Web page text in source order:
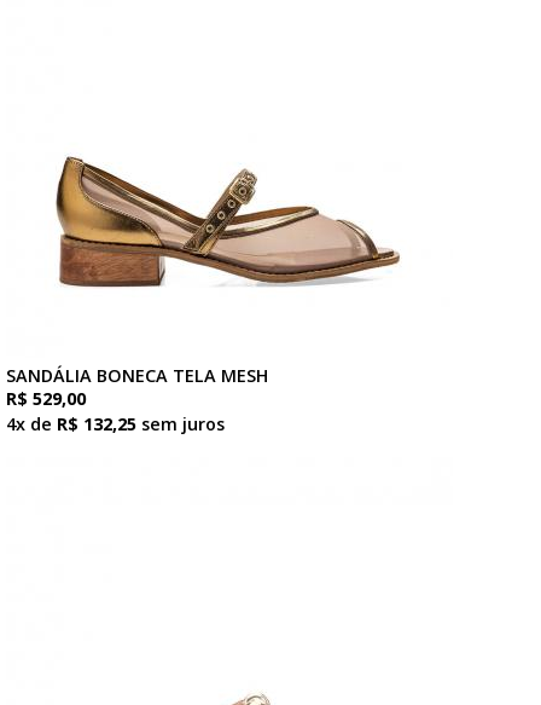
SANDÁLIA BONECA TELA MESH
R$ 529,00
4x de R$ 132,25 sem juros